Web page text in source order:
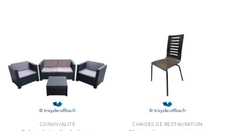
CONVIVIALITÉ CHAISES DE RESTAURATION